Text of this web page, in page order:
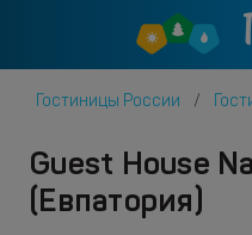
Гостиницы России
Guest House
(Евпатория)